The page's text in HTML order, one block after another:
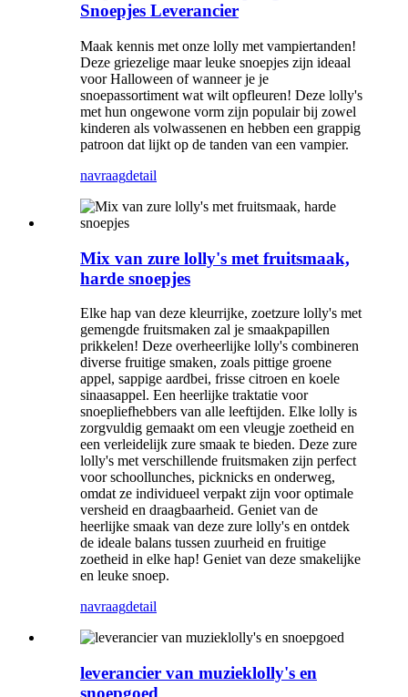
Snoepjes Leverancier
Maak kennis met onze lolly met vampiertanden!
Deze griezelige maar leuke snoepjes zijn ideaal
voor Halloween of wanneer je je
snoepassortiment wat wilt opfleuren! Deze lolly's
met hun ongewone vorm zijn populair bij zowel
kinderen als volwassenen en hebben een grappig
patroon dat lijkt op de tanden van een vampier.
navraagdetail
Mix van zure lolly's met fruitsmaak,
harde snoepjes
Elke hap van deze kleurrijke, zoetzure lolly's met
gemengde fruitsmaken zal je smaakpapillen
prikkelen! Deze overheerlijke lolly's combineren
diverse fruitige smaken, zoals pittige groene
appel, sappige aardbei, frisse citroen en koele
sinaasappel. Een heerlijke traktatie voor
snoepliefhebbers van alle leeftijden. Elke lolly is
zorgvuldig gemaakt om een ​​vleugje zoetheid en
een verleidelijk zure smaak te bieden. Deze zure
lolly's met verschillende fruitsmaken zijn perfect
voor schoollunches, picknicks en onderweg,
omdat ze individueel verpakt zijn voor optimale
versheid en draagbaarheid. Geniet van de
heerlijke smaak van deze zure lolly's en ontdek
de ideale balans tussen zuurheid en fruitige
zoetheid in elke hap! Geniet van deze smakelijke
en leuke snoep.
navraagdetail
leverancier van muzieklolly's en
snoepgoed